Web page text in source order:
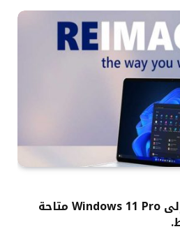
ترقية نظام التشغيل إلى Windows 11 Pro متاحة